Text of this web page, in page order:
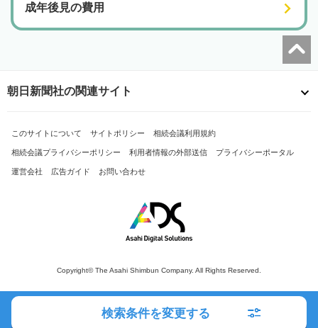
成年後見の費用
検索条件を変更する
朝日新聞社の関連サイト
このサイトについて サイトポリシー 相続会議利用規約
相続会議プライバシーポリシー 利用者情報の外部送信 プライバシーポータル
運営会社 広告ガイド お問い合わせ
Copyright© The Asahi Shimbun Company. All Rights Reserved.